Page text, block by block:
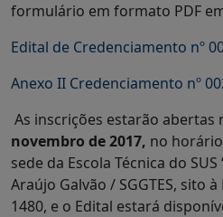
formulário em formato PDF
Edital de Credenciamento nº
Anexo II Credenciamento nº
As inscrições estarão abertas
novembro de 2017, no
sede da Escola Técnica do
Araújo Galvão / SGGTES, sito
1480, e o Edital estará